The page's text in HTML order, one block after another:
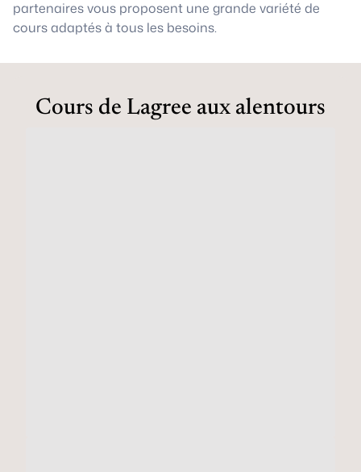
partenaires vous proposent une grande variété de
cours adaptés à tous les besoins.
Cours de Lagree aux alentours